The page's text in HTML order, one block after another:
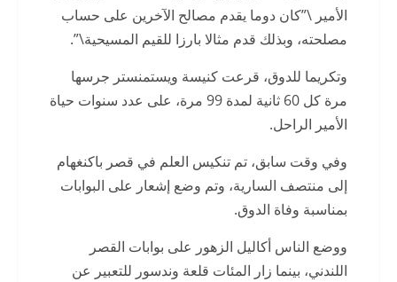
الأمير \”كان دوما يقدم مصالح الآخرين على حساب
مصلحته، وبذلك قدم مثالا بارزا للقيم المسيحية\”.
وتكريما للدوق، قرعت كنيسة ويستمنستر جرسها
مرة كل 60 ثانية لمدة 99 مرة، على عدد سنوات حياة
الأمير الراحل.
وفي وقت سابق، تم تنكيس العلم في قصر باكنغهام
إلى منتصف السارية، وتم وضع إشعار على البوابات
بمناسبة وفاة الدوق.
ووضع الناس أكاليل الزهور على بوابات القصر
اللندني، بينما زار المئات قلعة وندسور للتعبير عن